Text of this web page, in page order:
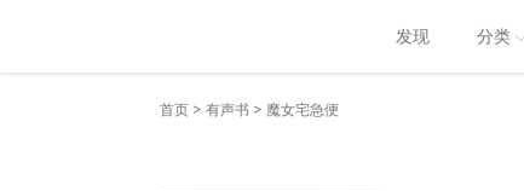
发现 分类
首页 > 有声书 > 魔女宅急便